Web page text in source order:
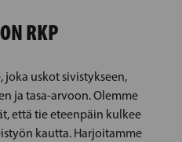
RKP
joka uskot sivistykseen,
ja tasa-arvoon. Olemme
että tie eteenpäin kulkee
kautta. Harjoitamme